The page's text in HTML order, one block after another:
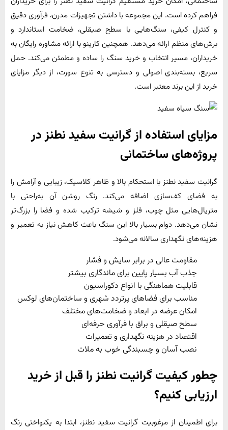
فراهم کرده است. این مجموعه با داشتن تجهیزات مدرن، فرآوری دقیق
و کنترل کیفی، سنگ‌هایی با سطح صیقلی، ضخامت استاندارد و
برش‌های منظم ارائه می‌دهد. همچنین کارینو با ارائه مشاوره رایگان به
خریداران، مسیر انتخاب و خرید سنگ را ساده و مطمئن می‌کند. حمل
سریع، بسته‌بندی اصولی و دسترسی به تنوع سورت، از دیگر مزایای
خرید از این برند معتبر است.
مزایای استفاده از گرانیت سفید نطنز در
پروژه‌های ساختمانی
گرانیت سفید نطنز با استحکام بالا و ظاهر کلاسیک، زیبایی و آرامش را
به فضای کف‌سازی اضافه می‌کند. رنگ روشن آن به‌راحتی با
متریال‌هایی مثل چوب، فلز و شیشه ترکیب شده و فضا را بزرگ‌تر
نشان می‌دهد. دوام بسیار بالا این سنگ باعث کاهش نیاز به تعمیر و
هزینه‌های نگهداری سالانه می‌شود.
مقاومت عالی در برابر سایش و فشار
جذب آب بسیار پایین برای ماندگاری بیشتر
قابلیت هماهنگی با انواع دکوراسیون
مناسب برای فضاهای پرتردد شهری و ساختمان‌های لوکس
امکان عرضه در ابعاد و ضخامت‌های مختلف
سطح صیقلی و براق با فرآوری حرفه‌ای
اقتصاد در هزینه نگهداری و تعمیرات
نصب آسان و چسبندگی خوب به ملات
چطور کیفیت گرانیت نطنز را قبل از خرید
ارزیابی کنیم؟
برای اطمینان از مرغوبیت گرانیت سفید نطنز، ابتدا به یکنواختی رنگ